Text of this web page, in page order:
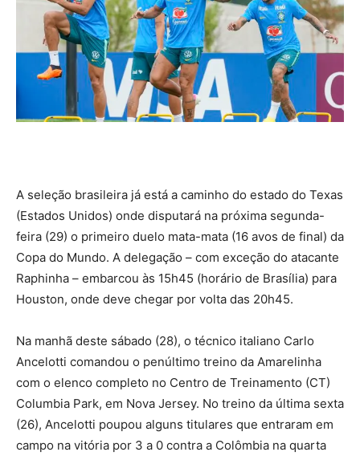
A seleção brasileira já está a caminho do estado do Texas
(Estados Unidos) onde disputará na próxima segunda-
feira (29) o primeiro duelo mata-mata (16 avos de final) da
Copa do Mundo. A delegação – com exceção do atacante
Raphinha – embarcou às 15h45 (horário de Brasília) para
Houston, onde deve chegar por volta das 20h45.
Na manhã deste sábado (28), o técnico italiano Carlo
Ancelotti comandou o penúltimo treino da Amarelinha
com o elenco completo no Centro de Treinamento (CT)
Columbia Park, em Nova Jersey. No treino da última sexta
(26), Ancelotti poupou alguns titulares que entraram em
campo na vitória por 3 a 0 contra a Colômbia na quarta